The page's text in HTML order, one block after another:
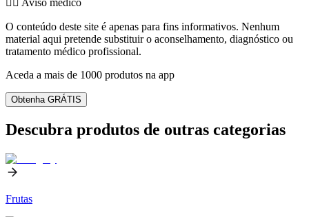
O conteúdo deste site é apenas para fins informativos. Nenhum
material aqui pretende substituir o aconselhamento, diagnóstico ou
tratamento médico profissional.
Aceda a mais de 1000 produtos na app
Obtenha GRÁTIS
Descubra produtos de outras categorias
Frutas